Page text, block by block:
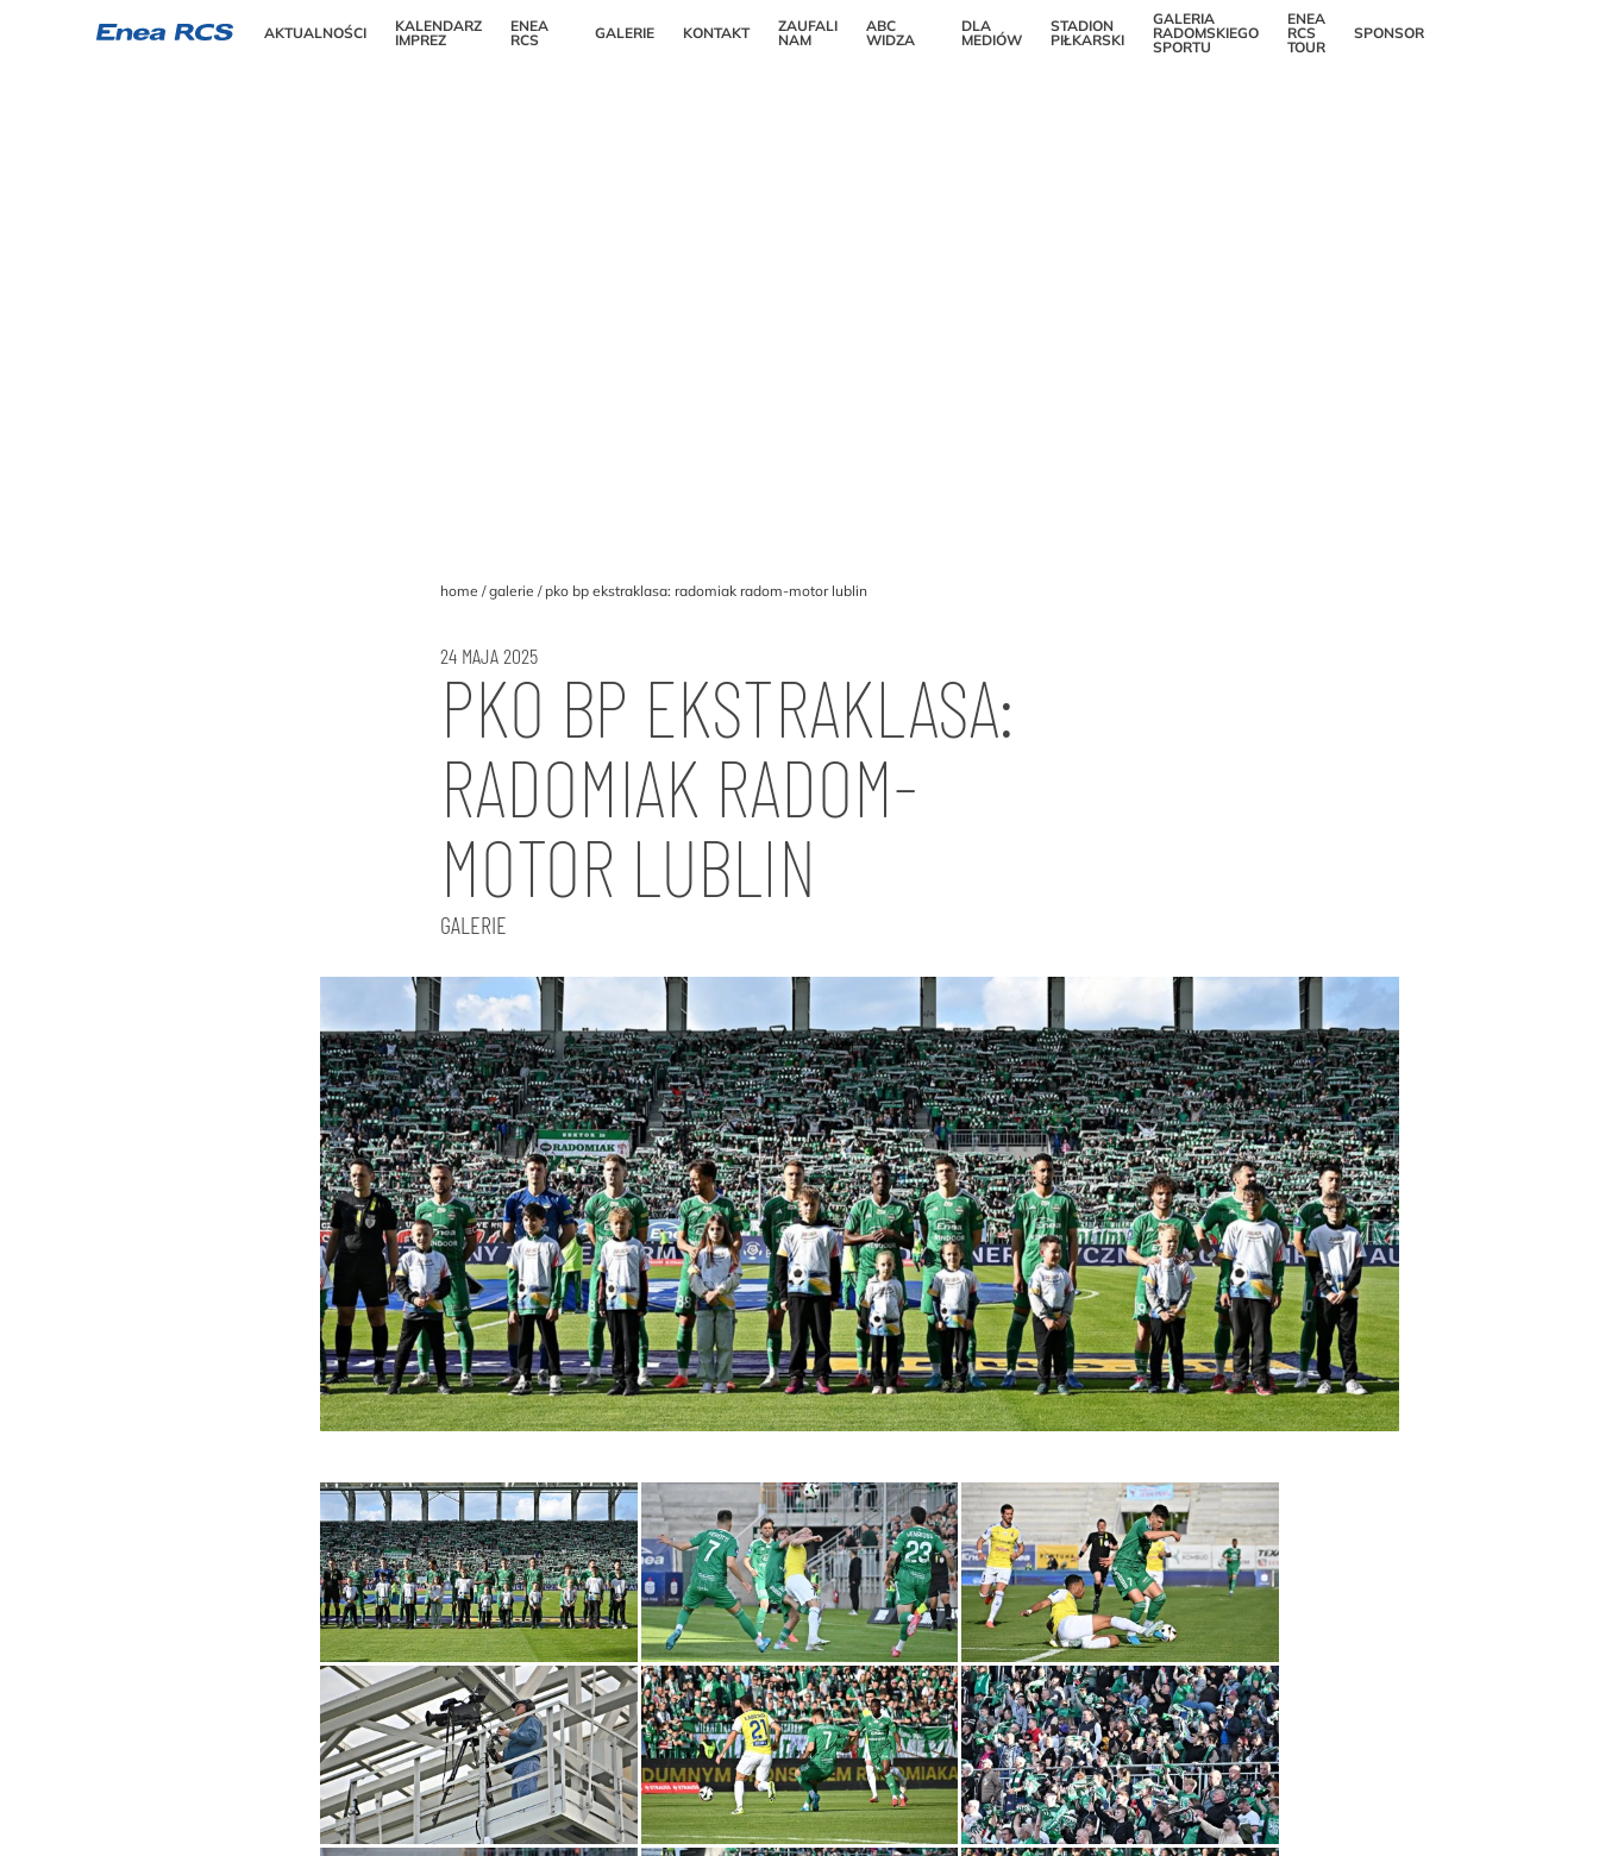
AKTUALNOŚCI
KALENDARZ
IMPREZ
ENEA
RCS
GALERIE KONTAKT
ZAUFALI
NAM
ABC
WIDZA
DLA
MEDIÓW
STADION
PIŁKARSKI
GALERIA
RADOMSKIEGO
SPORTU
ENEA
RCS
TOUR
SPONSOR
home galerie pko bp ekstraklasa: radomiak radom-motor lublin
24 MAJA 2025
PKO BP EKSTRAKLASA:
RADOMIAK RADOM-
MOTOR LUBLIN
GALERIE